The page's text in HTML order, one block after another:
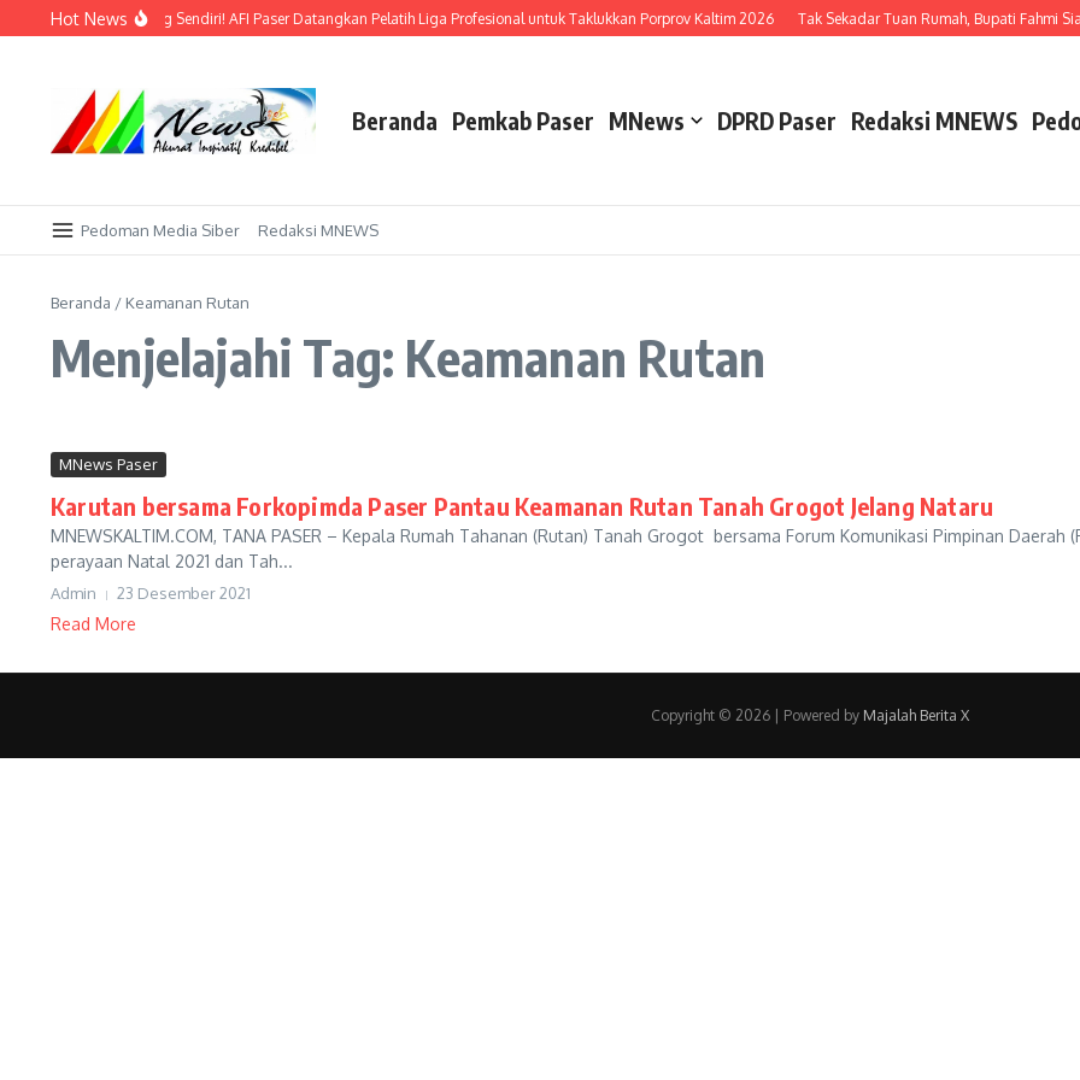
Lewati ke konten
Hot News
Bidik Emas di Kandang Sendiri! AFI Paser Datangkan Pelatih Liga Profesional untuk Taklukkan Porprov Kaltim 2026 Tak Sekadar Tuan Rumah, Bupati Fahmi
Beranda Pemkab Paser MNews DPRD Paser Redaksi MNEWS
Pedoman Media Siber Redaksi MNEWS
Beranda / Keamanan Rutan
Menjelajahi Tag: Keamanan Rutan
MNews Paser
Karutan bersama Forkopimda Paser Pantau Keamanan Rutan Tanah Grogot Jelang Nataru
MNEWSKALTIM.COM, TANA PASER – Kepala Rumah Tahanan (Rutan) Tanah Grogot bersama Forum Komunikasi Pimpinan
perayaan Natal 2021 dan Tah...
Admin 23 Desember 2021
Read More
Copyright © 2026 | Powered by Majalah Berita X